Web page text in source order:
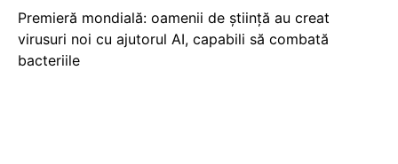
Premieră mondială: oamenii de știință au creat
virusuri noi cu ajutorul AI, capabili să combată
bacteriile